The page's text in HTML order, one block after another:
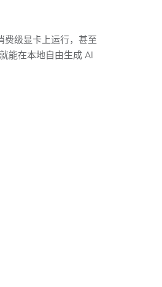
费级显卡上运行，甚至
能在本地自由生成 AI